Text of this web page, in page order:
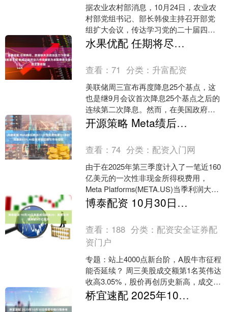
据农业农村部消息，10月24日，农业农
村部党组书记、部长韩俊主持召开部党
组扩大会议，传达学习党的二十届四中
全会精神，研究部署学习贯彻工作。会
议强调，要着力提升农....
水果优配 任期将尽、数据缺失及政治压力下联储政策前景不明 鲍威尔称劳动力市场疲软为本轮降息主要依据
查看：71 分类： 升富配资
美联储周三宣布再度降息25个基点，这
也是继9月会议首次降息25个基点之后的
连续第二次降息。然而，在美国政府停
摆导致关键经济数据供应受限、且主席
鲍威尔任期接近尾声....
开源策略 Meta绩后跳水!一次性税费拖累Q3净利润暴跌83% AI投资持续狂飙引市场担忧
查看：74 分类： 配资入门网
由于在2025年第三季度计入了一笔近160
亿美元的一次性非现金所得税费用，
Meta Platforms(META.US)当季利润大幅
下滑。与此同时，该公司表示将....
博泰配资 10月30日美股成交额前20：英伟达市值突破5万亿美元
查看： 188 分类： 配资安全证券配
资门户
专题：站上4000点新台阶，A股牛市征程
能否延续？ 周三美股成交额第1名英伟达
收高3.05%，股价再创历史新高，成交
634.02亿美元，市值突破5万亿美元，成
为....
桥宜速配 2025年10月30日鸡蛋价格行情参考